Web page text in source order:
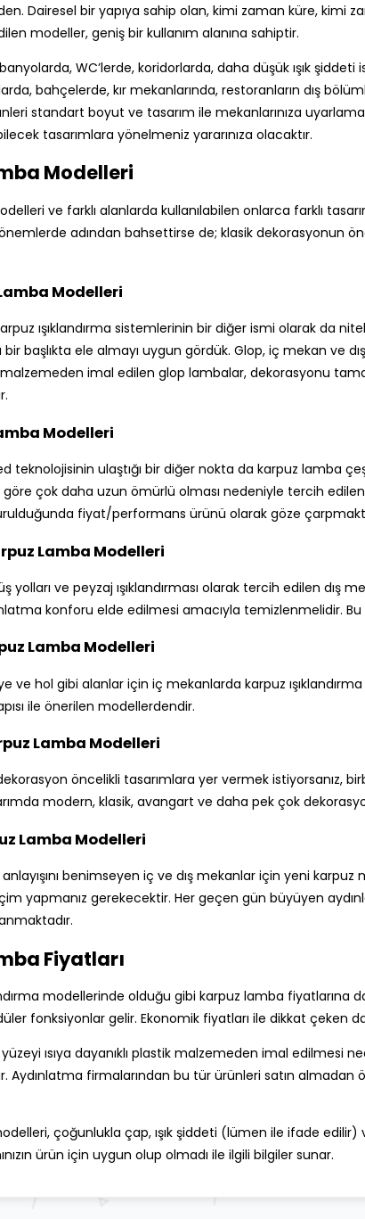
Dairesel bir yapıya sahip olan, kimi zaman küre, kimi
modeller, geniş bir kullanım alanına sahiptir.
WC’lerde, koridorlarda, daha düşük ışık
bahçelerde, kır mekanlarında, restoranların dış
standart boyut ve tasarım ile mekanlarınıza
tasarımlara yönelmeniz yararınıza olacaktır.
Modelleri
ve farklı alanlarda kullanılabilen onlarca farklı
adından bahsettirse de; klasik dekorasyonun
Modelleri
ışıklandırma sistemlerinin bir diğer ismi olarak da
bir başlıkta ele almayı uygun gördük. Glop, iç mekan ve
malzemeden imal edilen glop lambalar, dekorasyonu
Modelleri
teknolojisinin ulaştığı bir diğer nokta da karpuz lamba
çok daha uzun ömürlü olması nedeniyle tercih
fiyat/performans ürünü olarak göze
Lamba Modelleri
yolları ve peyzaj ışıklandırması olarak tercih edilen dış
konforu elde edilmesi amacıyla temizlenmelidir.
Lamba Modelleri
ve hol gibi alanlar için iç mekanlarda karpuz
ile önerilen modellerdendir.
Lamba Modelleri
öncelikli tasarımlara yer vermek istiyorsanız,
modern, klasik, avangart ve daha pek çok
Lamba Modelleri
benimseyen iç ve dış mekanlar için yeni
yapmanız gerekecektir. Her geçen gün büyüyen
Fiyatları
modellerinde olduğu gibi karpuz lamba fiyatlarına
fonksiyonlar gelir. Ekonomik fiyatları ile dikkat çeken
yüzeyi ısıya dayanıklı plastik malzemeden imal
Aydınlatma firmalarından bu tür ürünleri satın
çoğunlukla çap, ışık şiddeti (lümen ile ifade
ürün için uygun olup olmadı ile ilgili bilgiler sunar.